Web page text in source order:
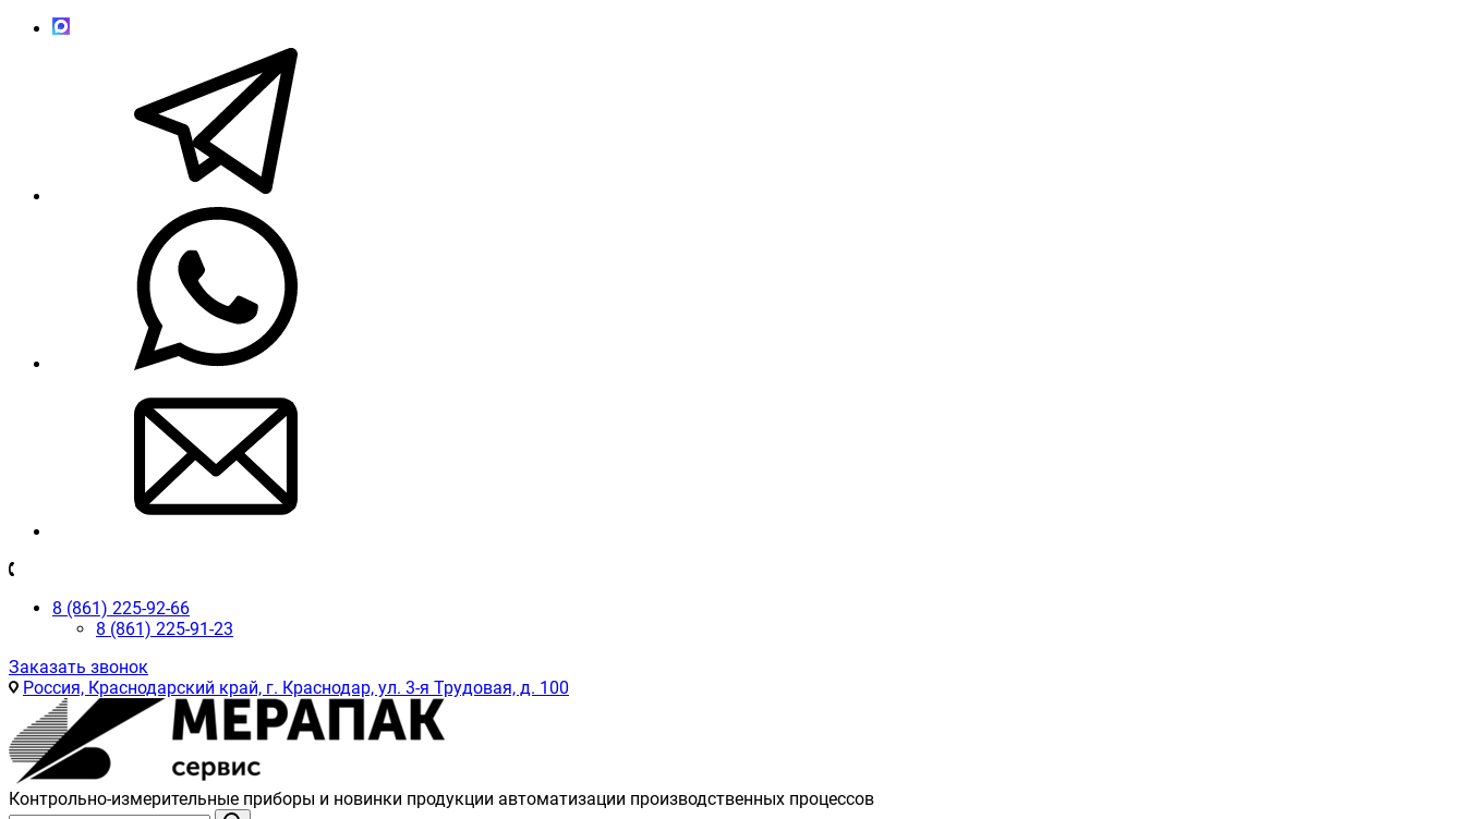
8 (861) 225-92-66
8 (861) 225-91-23
Заказать звонок
Россия, Краснодарский край, г. Краснодар, ул. 3-я Трудовая, д. 100
Контрольно-измерительные приборы и новинки продукции автоматизации производственных процессов